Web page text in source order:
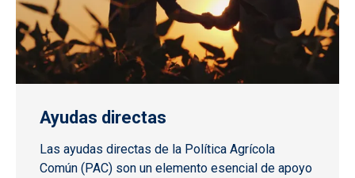
Ayudas directas
Las ayudas directas de la Política Agrícola
Común (PAC) son un elemento esencial de apoyo